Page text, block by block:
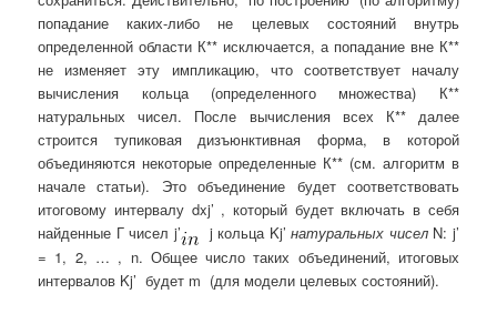
попадание каких-либо не целевых состояний внутрь
определенной области К** исключается, а попадание вне К**
не изменяет эту импликацию, что соответствует началу
вычисления кольца (определенного множества) К**
натуральных чисел. После вычисления всех К** далее
строится тупиковая дизъюнктивная форма, в которой
объединяются некоторые определенные К** (см. алгоритм в
начале статьи). Это объединение будет соответствовать
итоговому интервалу dxj’ , который будет включать в себя
найденные Г чисел j’
j кольца Kj’ натуральных чиселN: j’
= 1, 2, … , n. Общее число таких объединений, итоговых
интервалов Kj’ будет m (для модели целевых состояний).